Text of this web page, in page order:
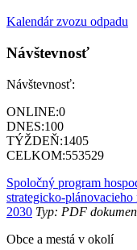
Kalendár zvozu odpadu
Návštevnosť
Návštevnosť:
ONLINE:0
DNES:100
TÝŽDEŇ:1405
CELKOM:553529
Spoločný program
strategicko-
2030 Typ: PDF
Obce a mestá v okolí